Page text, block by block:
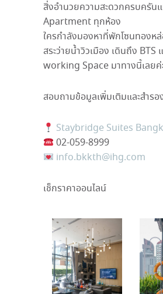
สิ่งอำนวยความสะดวกครบครัน
Apartment ทุกห้อง
ใครกำลังมองหาที่พักโซนทองห
สระว่ายน้ำวิวเมือง เดินถึง BTS
working Space มาทางนี้เลยค่
สอบถามข้อมูลเพิ่มเติมและสำร
Staybridge Suites
02-059-8999
info.bkkth@ihg.com
เช็กราคาออนไลน์